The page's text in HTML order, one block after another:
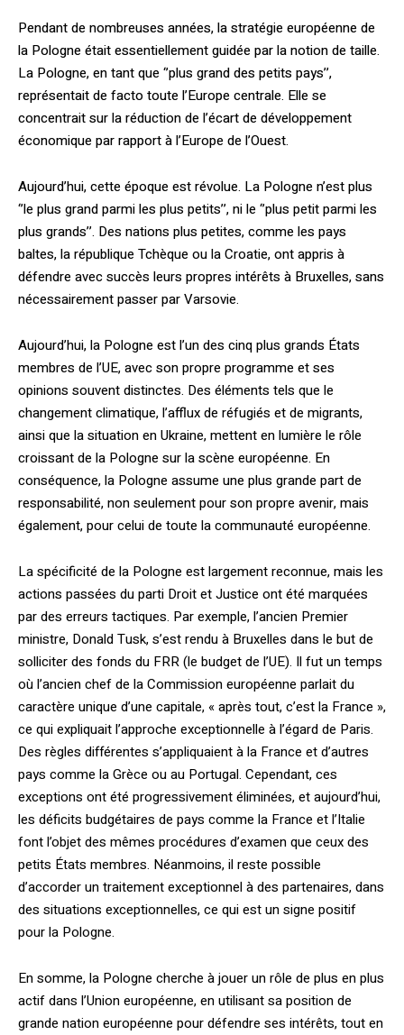
Pendant de nombreuses années, la stratégie européenne de
la Pologne était essentiellement guidée par la notion de taille.
La Pologne, en tant que ‘’plus grand des petits pays’’,
représentait de facto toute l’Europe centrale. Elle se
concentrait sur la réduction de l’écart de développement
économique par rapport à l’Europe de l’Ouest.
Aujourd’hui, cette époque est révolue. La Pologne n’est plus
‘’le plus grand parmi les plus petits’’, ni le ‘’plus petit parmi les
plus grands’’. Des nations plus petites, comme les pays
baltes, la république Tchèque ou la Croatie, ont appris à
défendre avec succès leurs propres intérêts à Bruxelles, sans
nécessairement passer par Varsovie.
Aujourd’hui, la Pologne est l’un des cinq plus grands États
membres de l’UE, avec son propre programme et ses
opinions souvent distinctes. Des éléments tels que le
changement climatique, l’afflux de réfugiés et de migrants,
ainsi que la situation en Ukraine, mettent en lumière le rôle
croissant de la Pologne sur la scène européenne. En
conséquence, la Pologne assume une plus grande part de
responsabilité, non seulement pour son propre avenir, mais
également, pour celui de toute la communauté européenne.
La spécificité de la Pologne est largement reconnue, mais les
actions passées du parti Droit et Justice ont été marquées
par des erreurs tactiques. Par exemple, l’ancien Premier
ministre, Donald Tusk, s’est rendu à Bruxelles dans le but de
solliciter des fonds du FRR (le budget de l’UE). Il fut un temps
où l’ancien chef de la Commission européenne parlait du
caractère unique d’une capitale, « après tout, c’est la France »,
ce qui expliquait l’approche exceptionnelle à l’égard de Paris.
Des règles différentes s’appliquaient à la France et d’autres
pays comme la Grèce ou au Portugal. Cependant, ces
exceptions ont été progressivement éliminées, et aujourd’hui,
les déficits budgétaires de pays comme la France et l’Italie
font l’objet des mêmes procédures d’examen que ceux des
petits États membres. Néanmoins, il reste possible
d’accorder un traitement exceptionnel à des partenaires, dans
des situations exceptionnelles, ce qui est un signe positif
pour la Pologne.
En somme, la Pologne cherche à jouer un rôle de plus en plus
actif dans l’Union européenne, en utilisant sa position de
grande nation européenne pour défendre ses intérêts, tout en